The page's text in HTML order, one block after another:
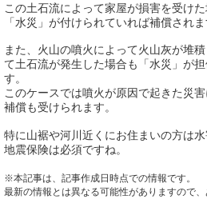
この土石流によって家屋が損害を受け
「水災」が付けられていれば補償されま
また、火山の噴火によって火山灰が堆
て土石流が発生した場合も「水災」が
す。
このケースでは噴火が原因で起きた災
補償も受けられます。
特に山裾や河川近くにお住まいの方は
地震保険は必須ですね。
※本記事は、記事作成日時点での情報です。
最新の情報とは異なる可能性がありますので、